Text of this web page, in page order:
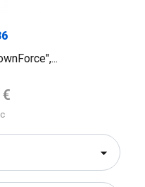
de base